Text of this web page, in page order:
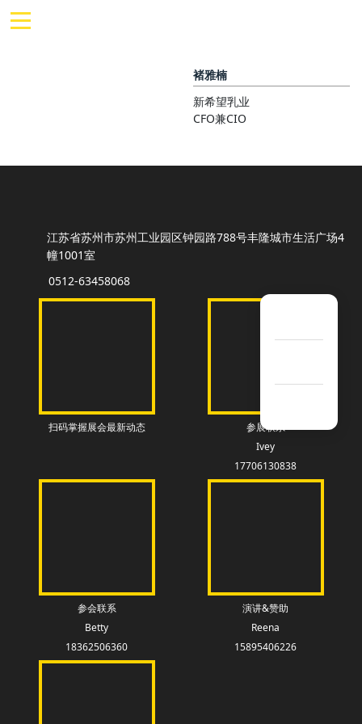
褚雅楠
新希望乳业
CFO兼CIO
江苏省苏州市苏州工业园区钟园路788号丰隆城市生活广场4
幢1001室
0512-63458068
扫码掌握展会最新动态
参展联系
Ivey
17706130838
参会联系
Betty
18362506360
演讲&赞助
Reena
15895406226